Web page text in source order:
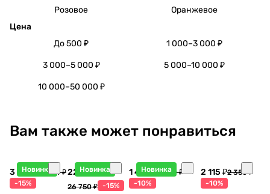
Розовое
Оранжевое
Цена
До 500 ₽
1 000–3 000 ₽
3 000–5 000 ₽ 5 000–10 000 ₽
10 000–50 000 ₽
Вам также может понравиться
Новинка
3 998 ₽4 704 ₽
-15%
Новинка
22 738 ₽
26 750 ₽ -15%
Новинка
1 440 ₽1 600 ₽
-10%
2 115 ₽2 350 ₽
-10%